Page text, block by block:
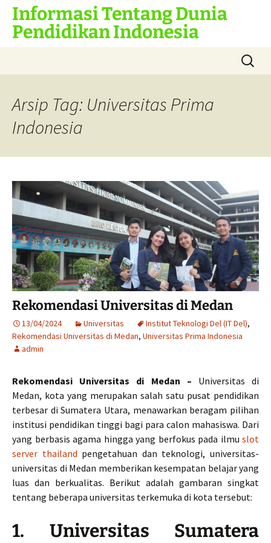
Informasi Tentang Dunia
Pendidikan Indonesia
Cari
untuk:
Arsip Tag: Universitas Prima
Indonesia
Rekomendasi Universitas di Medan
13/04/2024 Universitas Institut Teknologi Del (IT Del),
Rekomendasi Universitas di Medan, Universitas Prima Indonesia
admin
Rekomendasi Universitas di Medan – Universitas di
Medan, kota yang merupakan salah satu pusat pendidikan
terbesar di Sumatera Utara, menawarkan beragam pilihan
institusi pendidikan tinggi bagi para calon mahasiswa. Dari
yang berbasis agama hingga yang berfokus pada ilmu slot
server thailand pengetahuan dan teknologi, universitas-
universitas di Medan memberikan kesempatan belajar yang
luas dan berkualitas. Berikut adalah gambaran singkat
tentang beberapa universitas terkemuka di kota tersebut:
1. Universitas Sumatera